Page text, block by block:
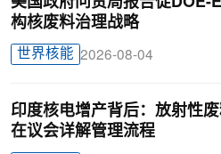
构核废料治理战略
世界核能 2026-08-04
印度核电增产背后：放射性
在议会详解管理流程